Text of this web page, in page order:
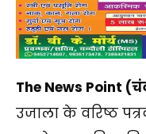
The News Point
उजाला के वरिष्ठ